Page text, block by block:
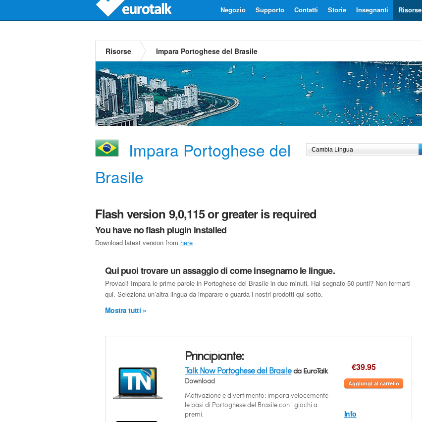
Risorse
Insegnanti
Storie
Contatti
Supporto
Negozio
Risorse Impara Portoghese del Brasile
Impara Portoghese del
Brasile
Flash version 9,0,115 or greater is required
You have no flash plugin installed
Download latest version from here
Qui puoi trovare un assaggio di come insegnamo le lingue.
Provaci! Impara le prime parole in Portoghese del Brasile in due minuti. Hai segnato 50 punti? Non fermarti
qui. Seleziona un’altra lingua da imparare o guarda i nostri prodotti qui sotto.
Mostra tutti »
Principiante:
Talk Now Portoghese del Brasileda EuroTalk
Download
Motivazione e divertimento: impara velocemente
le basi di Portoghese del Brasile con i giochi a
premi.
€39.95
Aggiungi al carrello
Info